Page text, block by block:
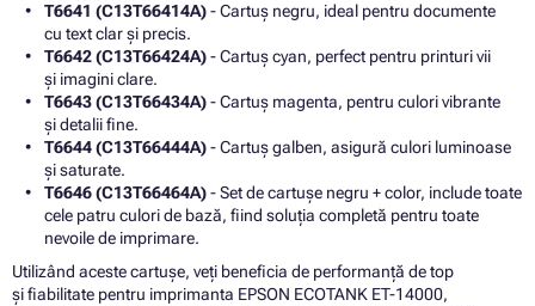
T6641 (C13T66414A)- Cartuș negru, ideal pentru documente
cu text clar și precis.
T6642 (C13T66424A)- Cartuș cyan, perfect pentru printuri vii
și imagini clare.
T6643 (C13T66434A)- Cartuș magenta, pentru culori vibrante
și detalii fine.
T6644 (C13T66444A)- Cartuș galben, asigură culori luminoase
și saturate.
T6646 (C13T66464A)- Set de cartușe negru + color, include toate
cele patru culori de bază, fiind soluția completă pentru toate
nevoile de imprimare.
Utilizând aceste cartușe, veți beneficia de performanță de top
și fiabilitate pentru imprimanta EPSON ECOTANK ET-14000,